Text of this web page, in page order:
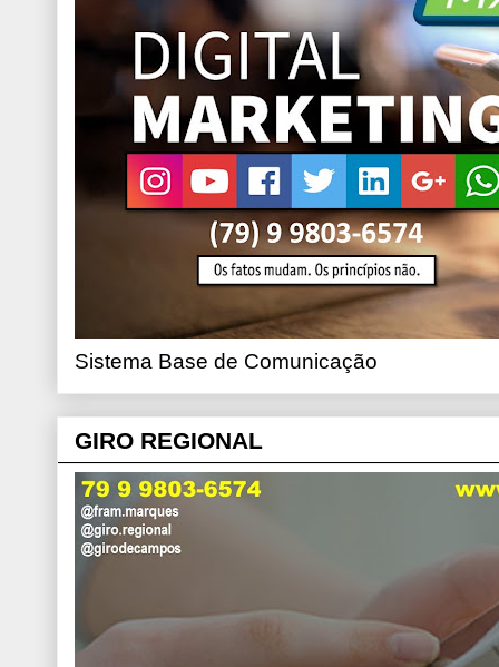
Sistema Base de Comunicação
GIRO REGIONAL